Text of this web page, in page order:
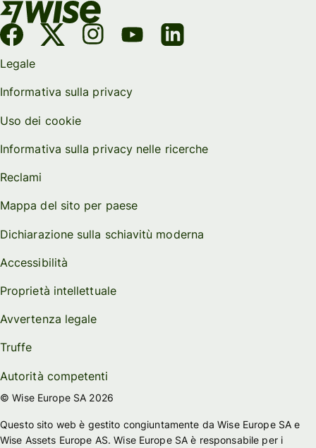
Legale
Informativa sulla privacy
Uso dei cookie
Informativa sulla privacy nelle ricerche
Reclami
Mappa del sito per paese
Dichiarazione sulla schiavitù moderna
Accessibilità
Proprietà intellettuale
Avvertenza legale
Truffe
Autorità competenti
© Wise Europe SA 2026
Questo sito web è gestito congiuntamente da Wise Europe SA e
Wise Assets Europe AS. Wise Europe SA è responsabile per i